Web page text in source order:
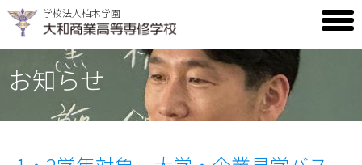
学校法人柏木学園
お知らせ